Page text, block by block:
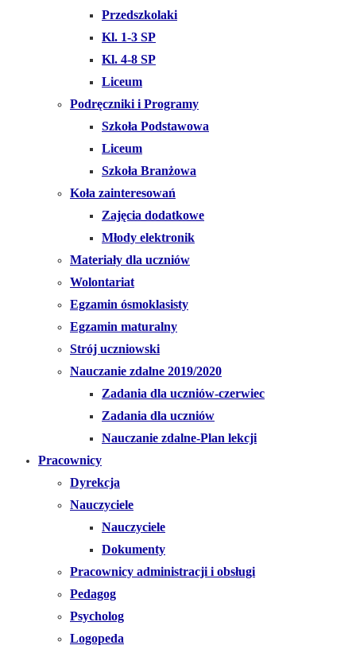
Przedszkolaki
Kl. 1-3 SP
Kl. 4-8 SP
Liceum
Podręczniki i Programy
Szkoła Podstawowa
Liceum
Szkoła Branżowa
Koła zainteresowań
Zajęcia dodatkowe
Młody elektronik
Materiały dla uczniów
Wolontariat
Egzamin ósmoklasisty
Egzamin maturalny
Strój uczniowski
Nauczanie zdalne 2019/2020
Zadania dla uczniów-czerwiec
Zadania dla uczniów
Nauczanie zdalne-Plan lekcji
Pracownicy
Dyrekcja
Nauczyciele
Nauczyciele
Dokumenty
Pracownicy administracji i obsługi
Pedagog
Psycholog
Logopeda